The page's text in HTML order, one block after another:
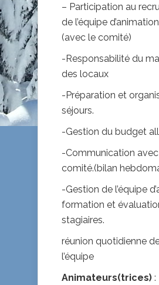
– Participation au
de l’équipe d’animation
(avec le comité)
-Responsabilité du
des locaux
-Préparation et
séjours.
-Gestion du budget
-Communication
comité.(bilan
-Gestion de l’équipe
formation et
stagiaires.
réunion quotidienne
l’équipe
Animateurs(trices) :